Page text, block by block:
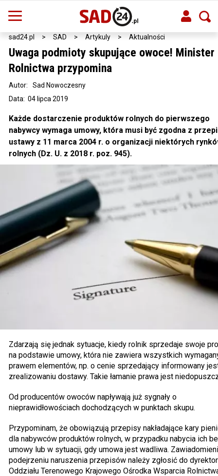
sad24.pl > SAD > Artykuly > Aktualności
Uwaga podmioty skupujące owoce! Minister
Rolnictwa przypomina
Data: 04 lipca 2019
Autor: Sad Nowoczesny
Każde dostarczenie produktów rolnych do pierwszego
nabywcy wymaga umowy, która musi być zgodna z
ustawy z 11 marca 2004 r. o organizacji niektórych
rolnych (Dz. U. z 2018 r. poz. 945).
Zdarzają się jednak sytuacje, kiedy rolnik sprzedaje swoje
na podstawie umowy, która nie zawiera wszystkich
prawem elementów, np. o cenie sprzedający informowany
zrealizowaniu dostawy. Takie łamanie prawa jest
Od producentów owoców napływają już sygnały o
nieprawidłowościach dochodzących w punktach skupu.
Przypominam, że obowiązują przepisy nakładające kary
dla nabywców produktów rolnych, w przypadku nabycia ich
umowy lub w sytuacji, gdy umowa jest wadliwa.
podejrzeniu naruszenia przepisów należy zgłosić do
Oddziału Terenowego Krajowego Ośrodka Wsparcia